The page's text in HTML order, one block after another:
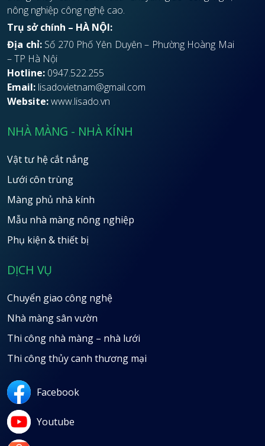
nông nghiệp công nghệ cao.
Trụ sở chính – HÀ NỘI:
Địa chỉ:Số 270 Phố Yên Duyên – Phường Hoàng Mai
– TP Hà Nội
Hotline: 0947.522.255
Email: lisadovietnam@gmail.com
Website:www.lisado.vn
NHÀ MÀNG - NHÀ KÍNH
Vật tư hệ cắt nắng
Lưới côn trùng
Màng phủ nhà kính
Mẫu nhà màng nông nghiệp
Phụ kiện & thiết bị
DỊCH VỤ
Chuyển giao công nghệ
Nhà màng sân vườn
Thi công nhà màng – nhà lưới
Thi công thủy canh thương mại
Facebook
Youtube